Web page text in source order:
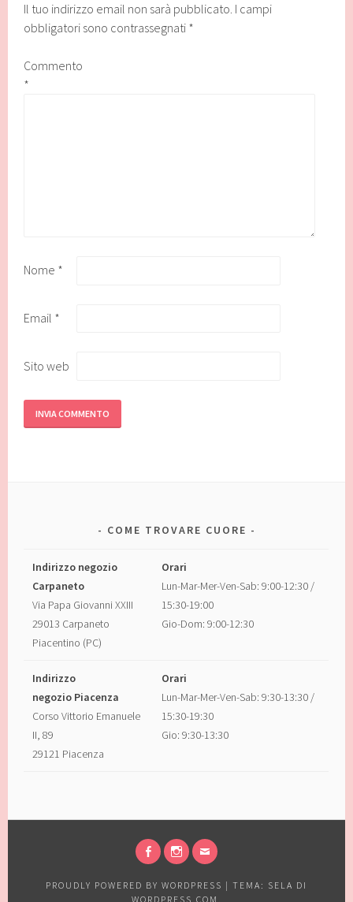
Il tuo indirizzo email non sarà pubblicato. I campi
obbligatori sono contrassegnati *
Commento
*
Nome *
Email *
Sito web
COME TROVARE CUORE
Indirizzo negozio
Carpaneto
Via Papa Giovanni XXIII
29013 Carpaneto
Piacentino (PC)
Orari
Lun-Mar-Mer-Ven-Sab: 9:00-12:30 /
15:30-19:00
Gio-Dom: 9:00-12:30
Indirizzo
negozio Piacenza
Corso Vittorio Emanuele
II, 89
29121 Piacenza
Orari
Lun-Mar-Mer-Ven-Sab: 9:30-13:30 /
15:30-19:30
Gio: 9:30-13:30
PROUDLY POWERED BY WORDPRESS | TEMA: SELA DI
WORDPRESS.COM